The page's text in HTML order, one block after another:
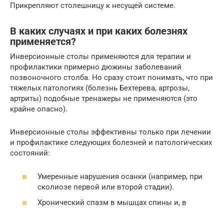
Прикрепляют столешницу к несущей системе.
В каких случаях и при каких болезнях
применяется?
Инверсионные столы применяются для терапии и
профилактики примерно дюжины заболеваний
позвоночного столба. Но сразу стоит понимать, что при
тяжелых патологиях (болезнь Бехтерева, артрозы,
артриты) подобные тренажеры не применяются (это
крайне опасно).
Инверсионные столы эффективны только при лечении
и профилактике следующих болезней и патологических
состояний:
Умеренные нарушения осанки (например, при
сколиозе первой или второй стадии).
Хронический спазм в мышцах спины и, в